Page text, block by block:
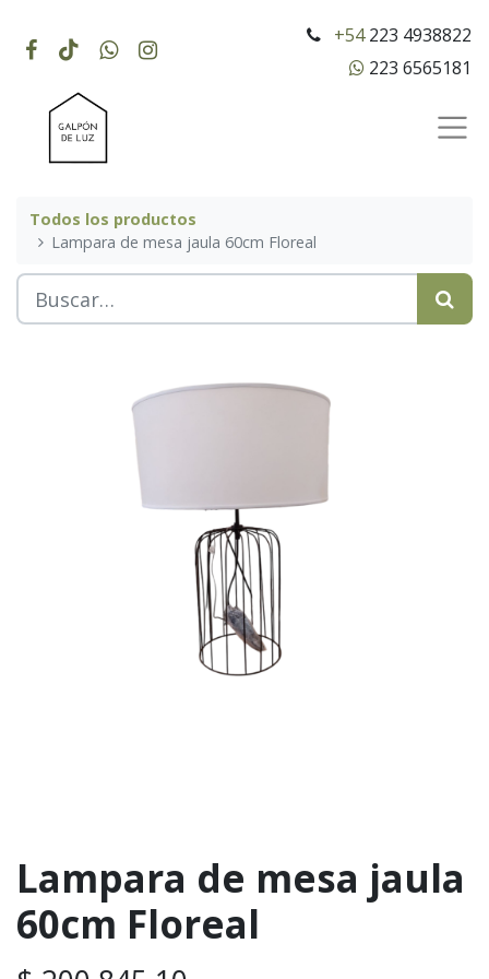
+54223 4938822
223 6565181
Todos los productos
Lampara de mesa jaula 60cm Floreal
Lampara de mesa jaula
60cm Floreal